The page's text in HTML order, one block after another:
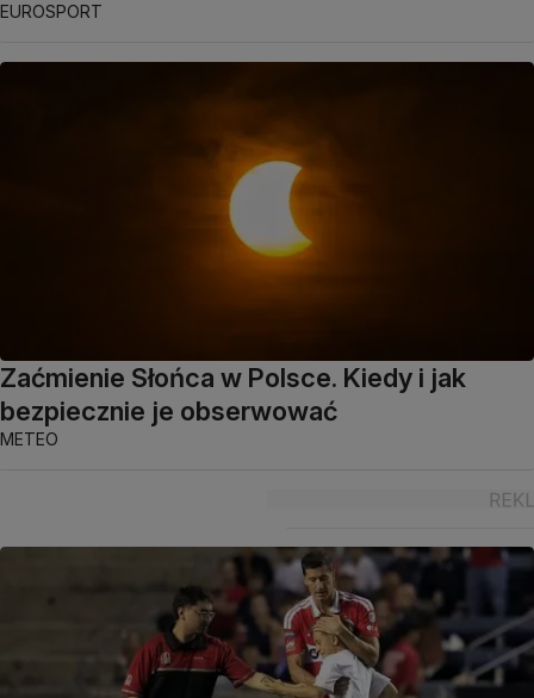
EUROSPORT
Zaćmienie Słońca w Polsce. Kiedy i jak
bezpiecznie je obserwować
METEO